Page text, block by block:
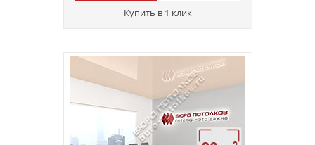
Купить в 1 клик